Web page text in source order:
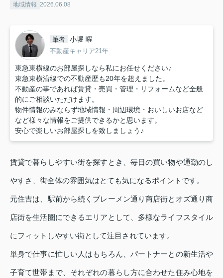
地域情報 2026.06.08
筆者 小堀 曜
不動産キャリア21年
東急東横線のお部屋探しなら私にお任せください♪
東急東横沿線での不動産歴も20年を超えました。
不動産の事であれば賃貸・売買・管理・リフォームなど全般
的にご相談いただけます。
物件情報のみならず地域情報・周辺環境・おいしいお店など
など様々な情報をご提供できるかと思います。
安心で楽しいお部屋探しを致しましょう♪
賃貸で暮らしやすい街を探すとき、毎日の買い物や通勤のし
やすさ、街全体の雰囲気はとても気になるポイントです。
元住吉は、駅前から続くブレーメン通り商店街とオズ通り商
店街を生活圏にできるエリアとして、多様なライフスタイル
にフィットしやすい街として注目されています。
単身で仕事に忙しい人はもちろん、パートナーとの新生活や
子育て世帯まで、それぞれの暮らし方に合わせた住み心地を